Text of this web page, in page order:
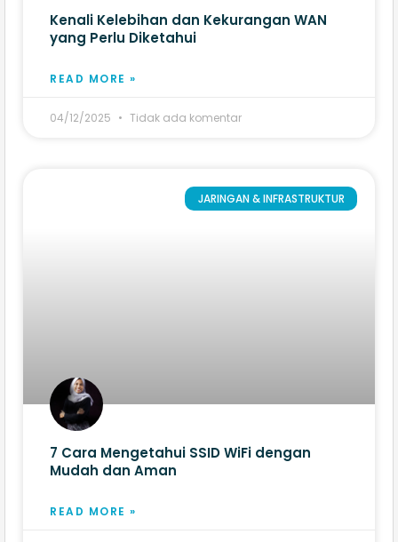
Kenali Kelebihan dan Kekurangan WAN
yang Perlu Diketahui
READ MORE »
04/12/2025 Tidak ada komentar
JARINGAN & INFRASTRUKTUR
7 Cara Mengetahui SSID WiFi dengan
Mudah dan Aman
READ MORE »